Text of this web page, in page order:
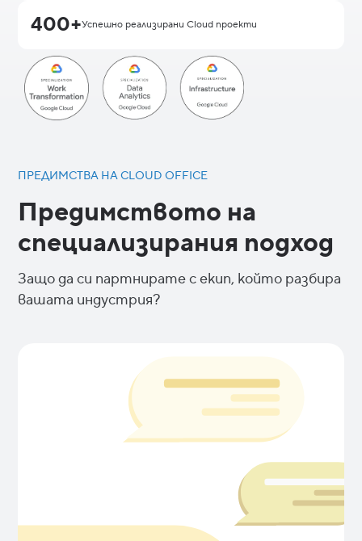
400+Успешно реализирани Cloud проекти
ПРЕДИМСТВА НА CLOUD OFFICE
Предимството на
специализирания подход
Защо да си партнирате с екип, който разбира
вашата индустрия?